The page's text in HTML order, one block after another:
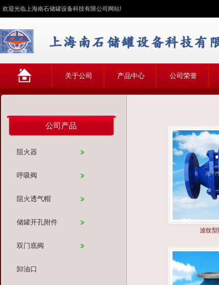
欢迎光临上海南石储罐设备科技有限公司网站!
关于公司 产品中心 公司荣誉
公司产品
阻火器
呼吸阀
阻火透气帽
储罐开孔附件
双门底阀
卸油口
波纹型